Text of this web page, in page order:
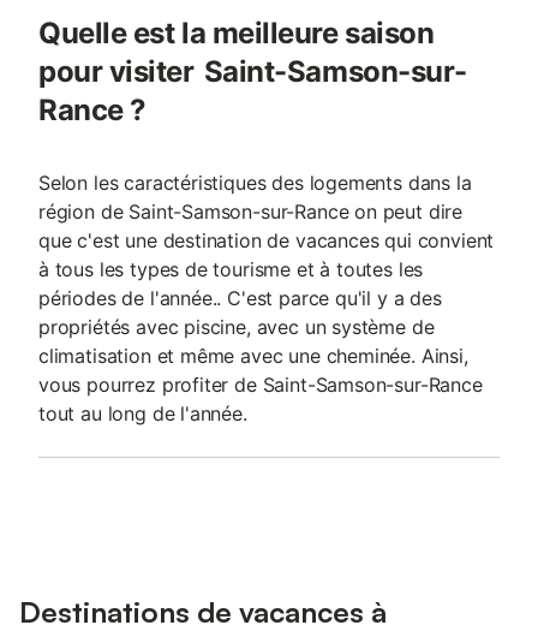
Quelle est la meilleure saison
pour visiter Saint-Samson-sur-
Rance ?
Selon les caractéristiques des logements dans la
région de Saint-Samson-sur-Rance on peut dire
que c'est une destination de vacances qui convient
à tous les types de tourisme et à toutes les
périodes de l'année.. C'est parce qu'il y a des
propriétés avec piscine, avec un système de
climatisation et même avec une cheminée. Ainsi,
vous pourrez profiter de Saint-Samson-sur-Rance
tout au long de l'année.
Destinations de vacances à